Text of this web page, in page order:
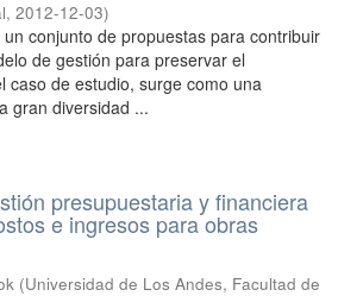
, 2012-12-03)
conjunto de propuestas para contribuir
de gestión para preservar el
caso de estudio, surge como una
gran diversidad ...
presupuestaria y financiera
e ingresos para obras
(Universidad de Los Andes, Facultad de